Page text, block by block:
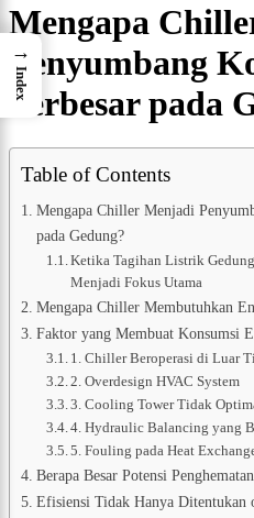
Mengapa
Penyumbang
Terbesar pada
Table of Contents
Mengapa Chiller Menjadi
pada Gedung?
Ketika Tagihan Listrik
Menjadi Fokus Utama
Mengapa Chiller Membutuhkan
Faktor yang Membuat Konsumsi
1. Chiller Beroperasi di Luar
2. Overdesign HVAC System
3. Cooling Tower Tidak
4. Hydraulic Balancing yang
5. Fouling pada Heat
Berapa Besar Potensi
Efisiensi Tidak Hanya Ditentukan
→
Index